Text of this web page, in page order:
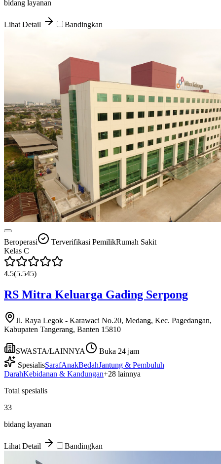
bidang layanan
Lihat Detail Bandingkan
Beroperasi Terverifikasi PemilikRumah Sakit
Kelas C
4.5(5.545)
RS Mitra Keluarga Gading Serpong
Jl. Raya Legok - Karawaci No.20, Medang, Kec. Pagedangan,
Kabupaten Tangerang, Banten 15810
SWASTA/LAINNYA
Buka 24 jam
SpesialisSarafAnakBedahJantung & Pembuluh
DarahKebidanan & Kandungan+28 lainnya
Total spesialis
33
bidang layanan
Lihat Detail Bandingkan